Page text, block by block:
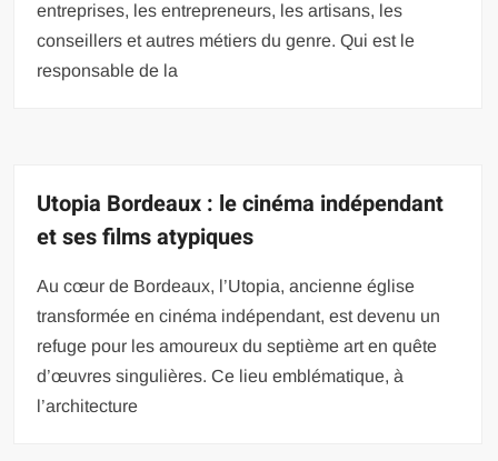
entreprises, les entrepreneurs, les artisans, les
conseillers et autres métiers du genre. Qui est le
responsable de la
Utopia Bordeaux : le cinéma indépendant
et ses films atypiques
Au cœur de Bordeaux, l’Utopia, ancienne église
transformée en cinéma indépendant, est devenu un
refuge pour les amoureux du septième art en quête
d’œuvres singulières. Ce lieu emblématique, à
l’architecture